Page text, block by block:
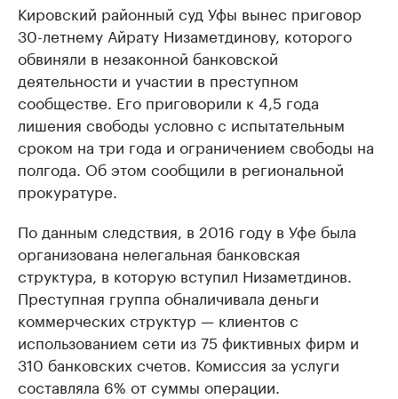
Кировский районный суд Уфы вынес приговор
30-летнему Айрату Низаметдинову, которого
обвиняли в незаконной банковской
деятельности и участии в преступном
сообществе. Его приговорили к 4,5 года
лишения свободы условно с испытательным
сроком на три года и ограничением свободы на
полгода. Об этом сообщили в региональной
прокуратуре.
По данным следствия, в 2016 году в Уфе была
организована нелегальная банковская
структура, в которую вступил Низаметдинов.
Преступная группа обналичивала деньги
коммерческих структур — клиентов с
использованием сети из 75 фиктивных фирм и
310 банковских счетов. Комиссия за услуги
составляла 6% от суммы операции.